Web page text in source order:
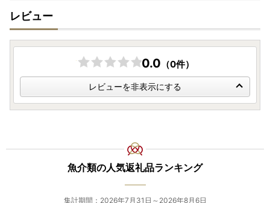
レビュー
0.0 （0件）
レビューを非表示にする
魚介類の人気返礼品ランキング
集計期間：2026年7月31日～2026年8月6日